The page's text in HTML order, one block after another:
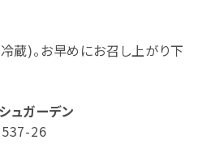
蔵)。お早めにお召し上がり下
ュガーデン
26